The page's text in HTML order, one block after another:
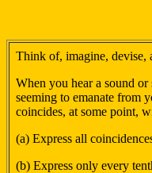
Think of, imagine, devise,
When you hear a sound or
seeming to emanate from
coincides, at some point,
(a) Express all
(b) Express only every